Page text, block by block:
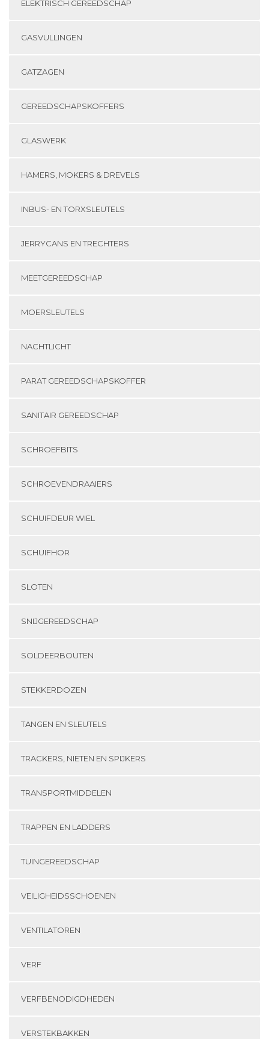
ELEKTRISCH GEREEDSCHAP
GASVULLINGEN
GATZAGEN
GEREEDSCHAPSKOFFERS
GLASWERK
HAMERS, MOKERS & DREVELS
INBUS- EN TORXSLEUTELS
JERRYCANS EN TRECHTERS
MEETGEREEDSCHAP
MOERSLEUTELS
NACHTLICHT
PARAT GEREEDSCHAPSKOFFER
SANITAIR GEREEDSCHAP
SCHROEFBITS
SCHROEVENDRAAIERS
SCHUIFDEUR WIEL
SCHUIFHOR
SLOTEN
SNIJGEREEDSCHAP
SOLDEERBOUTEN
STEKKERDOZEN
TANGEN EN SLEUTELS
TRACKERS, NIETEN EN SPIJKERS
TRANSPORTMIDDELEN
TRAPPEN EN LADDERS
TUINGEREEDSCHAP
VEILIGHEIDSSCHOENEN
VENTILATOREN
VERF
VERFBENODIGDHEDEN
VERSTEKBAKKEN